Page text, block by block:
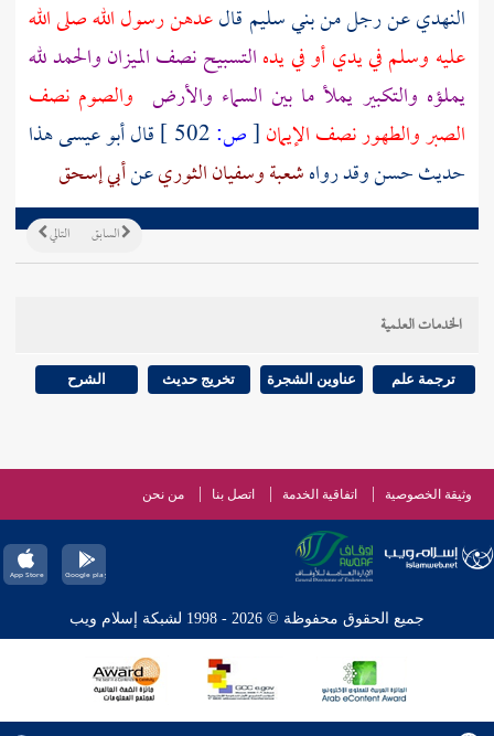
النهديعنرجلمنبني سليم قالعدهن رسول الله صلى الله
عليه وسلم في يدي أو في يدهالتسبيح نصف الميزان والحمد لله
يملؤه والتكبير يملأ ما بين السماء والأرض والصوم نصف
الصبر والطهور نصف الإيمان[ص:
قال أبو عيسى هذا
حديث حسن وقد رواهشعبةوسفيان الثوريعنأبي إسحق
التالي السابق
الخدمات العلمية
ترجمة علم عناوين الشجرة تخريج حديث الشرح
وثيقة الخصوصية اتفاقية الخدمة اتصل بنا من نحن
جميع الحقوق محفوظة © 2026 - 1998 لشبكة إسلام ويب